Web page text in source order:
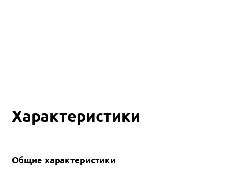
Характеристики
Общие характеристики